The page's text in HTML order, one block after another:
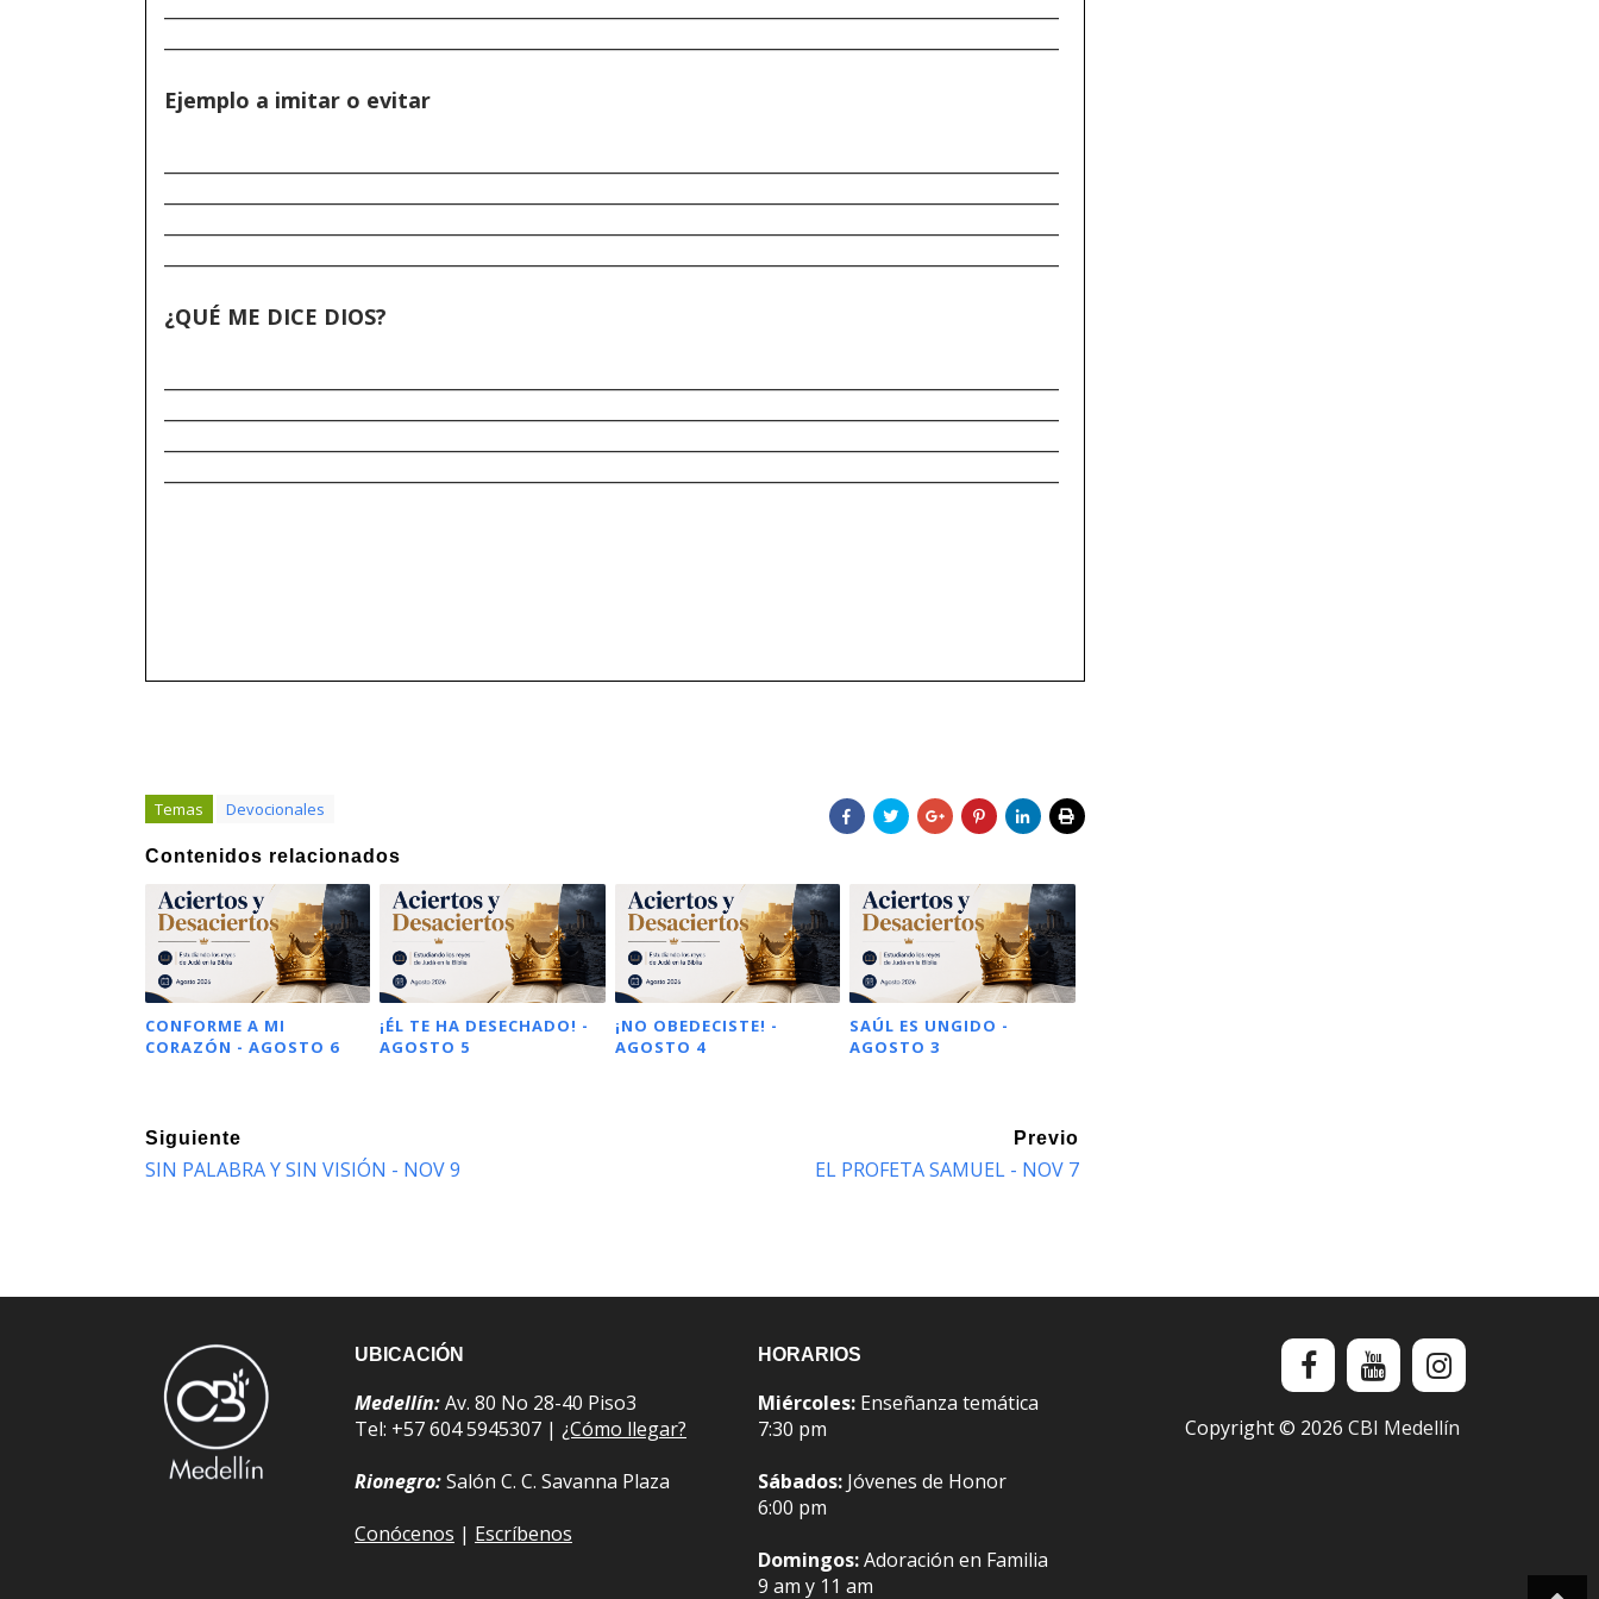
Ejemplo a imitar o evitar
¿QUÉ ME DICE DIOS?
Temas Devocionales
Contenidos relacionados
CONFORME A MI
CORAZÓN - AGOSTO 6
¡ÉL TE HA DESECHADO! -
AGOSTO 5
¡NO OBEDECISTE! -
AGOSTO 4
SAÚL ES UNGIDO -
AGOSTO 3
Siguiente
SIN PALABRA Y SIN VISIÓN - NOV 9
Previo
EL PROFETA SAMUEL - NOV 7
UBICACIÓN
Medellín:Av. 80 No 28-40 Piso3
Tel: +57 604 5945307 | ¿Cómo llegar?
Rionegro:Salón C. C. Savanna Plaza
Conócenos | Escríbenos
HORARIOS
Miércoles: Enseñanza temática
7:30 pm
Sábados: Jóvenes de Honor
6:00 pm
Domingos:Adoración en Familia
9 am y 11 am
Copyright © 2026 CBI Medellín